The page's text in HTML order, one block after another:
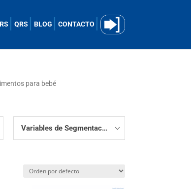
QRS BLOG CONTACTO
para bebé
Variables de Segmentación